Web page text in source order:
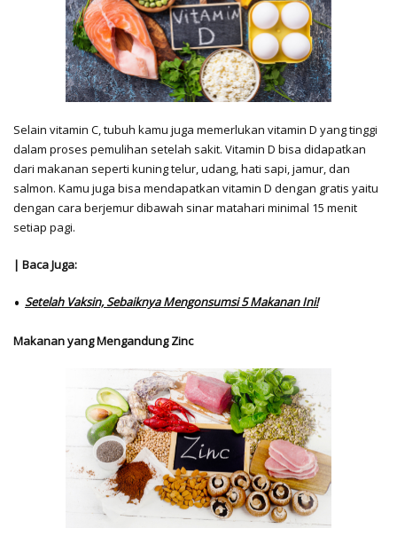
Selain vitamin C, tubuh kamu juga memerlukan vitamin D yang tinggi
dalam proses pemulihan setelah sakit. Vitamin D bisa didapatkan
dari makanan seperti kuning telur, udang, hati sapi, jamur, dan
salmon. Kamu juga bisa mendapatkan vitamin D dengan gratis yaitu
dengan cara berjemur dibawah sinar matahari minimal 15 menit
setiap pagi.
| Baca Juga:
Setelah Vaksin, Sebaiknya Mengonsumsi 5 Makanan Ini!
Makanan yang Mengandung Zinc